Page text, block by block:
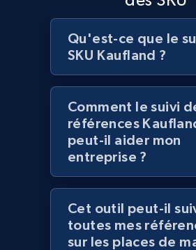
Lazada - Products
URL, Title, Rating, Reviews, Initial
price, Currency, Stock, and more.
991+ 165+
Lazada - Products - Discover
keyword
URL, Title, Rating, Reviews, Initial
price, Currency, Stock, and more.
Qu'est-ce que le
SKU Kaufland ?
Comment le suivi
références
peut-il aider mon
entreprise ?
Cet outil peut-il
toutes mes
sur les places de